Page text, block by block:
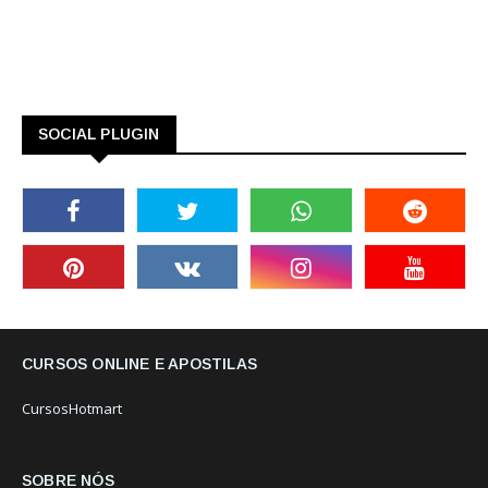
SOCIAL PLUGIN
CURSOS ONLINE E APOSTILAS
CursosHotmart
SOBRE NÓS